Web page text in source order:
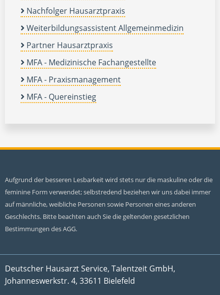
Nachfolger Hausarztpraxis
Weiterbildungsassistent Allgemeinmedizin
Partner Hausarztpraxis
MFA - Medizinische Fachangestellte
MFA - Praxismanagement
MFA - Quereinstieg
Aufgrund der besseren Lesbarkeit wird stets nur die maskuline oder die
feminine Form verwendet; selbstredend beziehen wir uns dabei immer
auf männliche, weibliche Personen sowie Personen eines anderen
Geschlechts. Bitte beachten auch Sie die geltenden gesetzlichen
Bestimmungen des AGG.
Deutscher Hausarzt Service, Talentzeit GmbH,
Johanneswerkstr. 4, 33611 Bielefeld